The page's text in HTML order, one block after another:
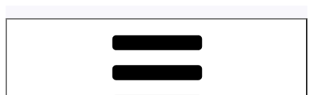
till
Fyrtassens Hundverksamhet